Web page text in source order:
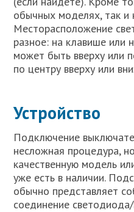
обычных моделях, так и
Месторасположение
разное: на клавише или
может быть вверху или
по центру вверху или
Устройство
Подключение
несложная процедура,
качественную модель
уже есть в наличии.
обычно представляет
соединение